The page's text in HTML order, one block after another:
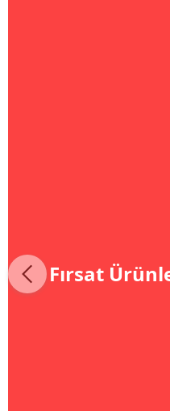
Fırsat